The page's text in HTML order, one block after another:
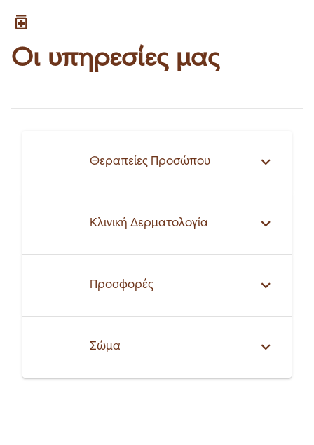
Οι υπηρεσίες μας
Θεραπείες Προσώπου
Κλινική Δερματολογία
Προσφορές
Σώμα